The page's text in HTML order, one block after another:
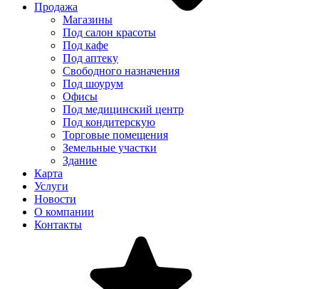
Продажа
Магазины
Под салон красоты
Под кафе
Под аптеку
Свободного назначения
Под шоурум
Офисы
Под медицинский центр
Под кондитерскую
Торговые помещения
Земельные участки
Здание
Карта
Услуги
Новости
О компании
Контакты